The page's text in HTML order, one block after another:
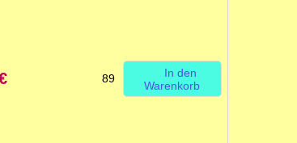
89
In den
Warenkorb